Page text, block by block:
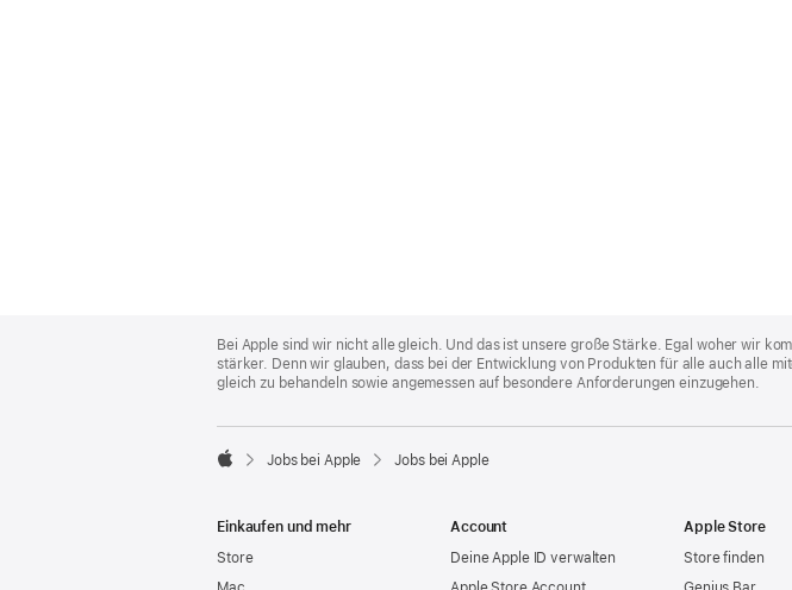
Footer
Bei Apple sind wir nicht alle gleich. Und das ist unsere große Stärke. Egal woher wir
stärker. Denn wir glauben, dass bei der Entwicklung von Produkten für alle auch alle
gleich zu behandeln sowie angemessen auf besondere Anforderungen einzugehen.

Jobs bei Apple Jobs bei Apple
Einkaufen und mehr
Store
Account
Deine Apple ID verwalten
Apple Store
Store finden